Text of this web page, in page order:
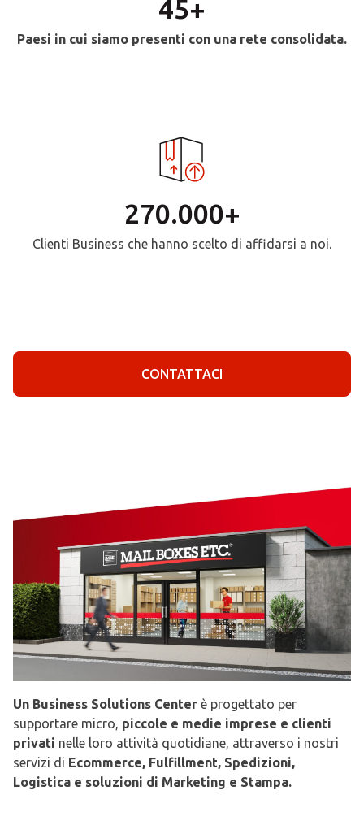
45+
Paesi in cui siamo presenti con una rete consolidata.
270.000+
Clienti Business che hanno scelto di affidarsi a noi.
CONTATTACI
Un Business Solutions Center è progettato per
supportare micro, piccole e medie imprese e clienti
privati nelle loro attività quotidiane, attraverso i nostri
servizi di Ecommerce, Fulfillment, Spedizioni,
Logistica e soluzioni di Marketing e Stampa.